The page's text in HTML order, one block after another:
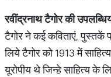
रवींद्रनाथ टैगोर की
टैगोर ने कई कविताएं, पुस्तकें
लिये टैगोर को 1913 में
यूरोपीय थे जिन्हे साहित्य के